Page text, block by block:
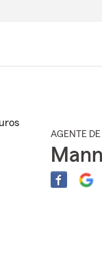
AGENTE DE